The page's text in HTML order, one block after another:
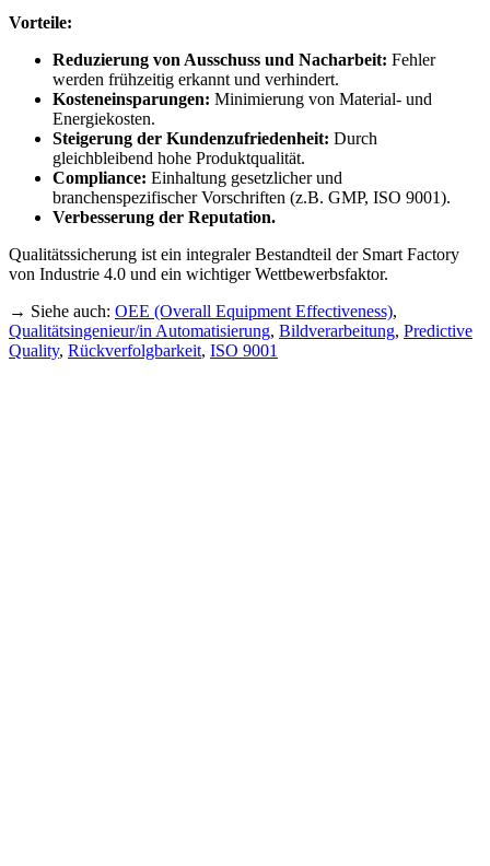
Vorteile:
Reduzierung von Ausschuss und Nacharbeit: Fehler
werden frühzeitig erkannt und verhindert.
Kosteneinsparungen: Minimierung von Material- und
Energiekosten.
Steigerung der Kundenzufriedenheit: Durch
gleichbleibend hohe Produktqualität.
Compliance: Einhaltung gesetzlicher und
branchenspezifischer Vorschriften (z.B. GMP, ISO 9001).
Verbesserung der Reputation.
Qualitätssicherung ist ein integraler Bestandteil der Smart Factory
von Industrie 4.0 und ein wichtiger Wettbewerbsfaktor.
→ Siehe auch: OEE (Overall Equipment Effectiveness),
Qualitätsingenieur/in Automatisierung, Bildverarbeitung, Predictive
Quality, Rückverfolgbarkeit, ISO 9001